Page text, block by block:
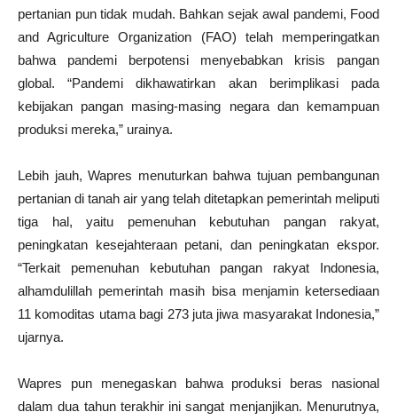
pertanian pun tidak mudah. Bahkan sejak awal pandemi, Food
and Agriculture Organization (FAO) telah memperingatkan
bahwa pandemi berpotensi menyebabkan krisis pangan
global. “Pandemi dikhawatirkan akan berimplikasi pada
kebijakan pangan masing-masing negara dan kemampuan
produksi mereka,” urainya.
Lebih jauh, Wapres menuturkan bahwa tujuan pembangunan
pertanian di tanah air yang telah ditetapkan pemerintah meliputi
tiga hal, yaitu pemenuhan kebutuhan pangan rakyat,
peningkatan kesejahteraan petani, dan peningkatan ekspor.
“Terkait pemenuhan kebutuhan pangan rakyat Indonesia,
alhamdulillah pemerintah masih bisa menjamin ketersediaan
11 komoditas utama bagi 273 juta jiwa masyarakat Indonesia,”
ujarnya.
Wapres pun menegaskan bahwa produksi beras nasional
dalam dua tahun terakhir ini sangat menjanjikan. Menurutnya,